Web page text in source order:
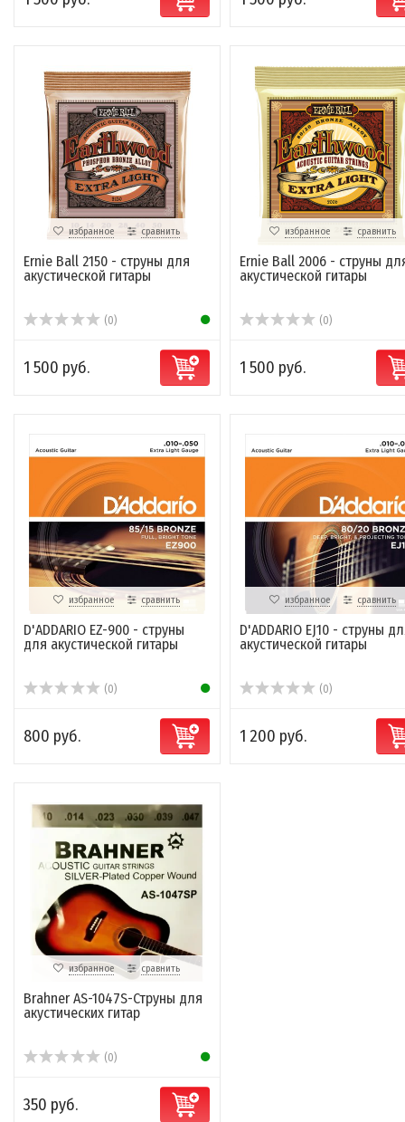
избранное сравнить
Ernie Ball 2150 - струны для
акустической гитары
(0)
1 500 руб.
избранное сравнить
Ernie Ball 2006 - струны
акустической гитары
(0)
1 500 руб.
избранное сравнить
D'ADDARIO EZ-900 - струны
для акустической гитары
(0)
800 руб.
избранное сравнить
D'ADDARIO EJ10 - струны
акустической гитары
(0)
1 200 руб.
избранное сравнить
Brahner AS-1047S-Струны для
акустических гитар
(0)
350 руб.